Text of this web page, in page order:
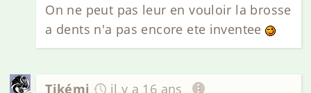
On ne peut pas leur en vouloir la brosse
a dents n'a pas encore ete inventee
Tikémi il y a 16 ans